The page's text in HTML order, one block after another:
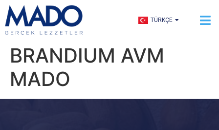
TÜRKÇE
العربية
BRANDIUM AVM
MADO